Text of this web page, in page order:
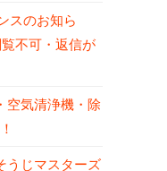
スのお知ら
不可・返信が
空気清浄機・除
うじマスターズ